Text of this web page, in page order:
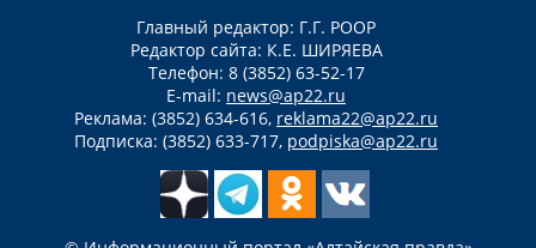
Главный редактор: Г.Г. РООР
Редактор сайта: К.Е. ШИРЯЕВА
Телефон: 8 (3852) 63-52-17
E-mail: news@ap22.ru
Реклама: (3852) 634-616, reklama22@ap22.ru
Подписка: (3852) 633-717, podpiska@ap22.ru